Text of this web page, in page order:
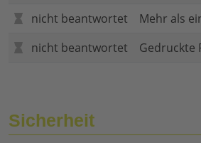
nicht beantwortet
Mehr als
nicht beantwortet
Gedruckte
Sicherheit